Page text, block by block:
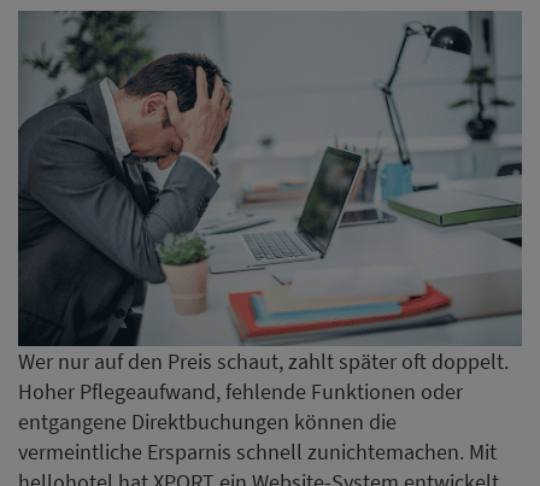
Wer nur auf den Preis schaut, zahlt später oft doppelt.
Hoher Pflegeaufwand, fehlende Funktionen oder
entgangene Direktbuchungen können die
vermeintliche Ersparnis schnell zunichtemachen. Mit